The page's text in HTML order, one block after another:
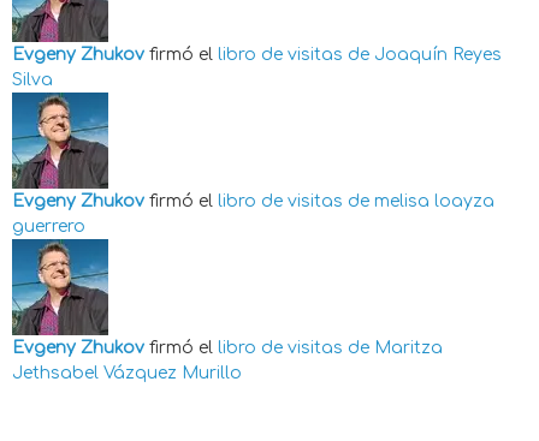
Evgeny Zhukov firmó el libro de visitas de Joaquín Reyes
Silva
Evgeny Zhukov firmó el libro de visitas de melisa loayza
guerrero
Evgeny Zhukov firmó el libro de visitas de Maritza
Jethsabel Vázquez Murillo